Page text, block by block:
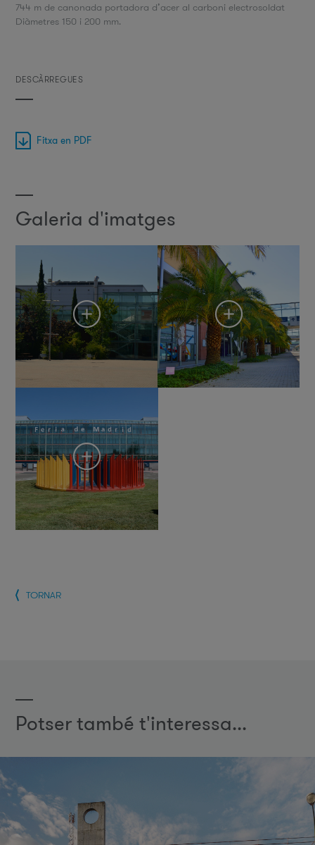
744 m de canonada portadora d’acer al carboni electrosoldat
Diàmetres 150 i 200 mm.
DESCÀRREGUES
Fitxa en PDF
Galeria d'imatges
TORNAR
Potser també t'interessa...